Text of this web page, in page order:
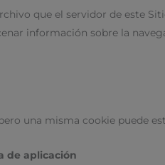
que el servidor de este
información sobre la
una misma cookie puede
de aplicación